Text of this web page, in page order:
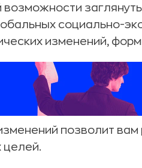
социально-
изменений,
позволит
целей.